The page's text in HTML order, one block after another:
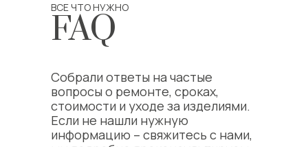
ВСЕ ЧТО НУЖНО
FAQ
Собрали ответы на частые
вопросы о ремонте, сроках,
стоимости и уходе за изделиями.
Если не нашли нужную
информацию – свяжитесь с нами,